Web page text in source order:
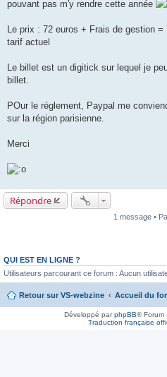
e
pouvant pas m'y rendre cette année
Le prix : 72 euros + Frais de gestion
tarif actuel
Le billet est un digitick sur lequel je
billet.
POur le réglement, Paypal me
sur la région parisienne.
Merci
Répondre
1 message •
QUI EST EN LIGNE ?
Utilisateurs parcourant ce forum : Aucun
Retour sur VS-webzine Accueil du
Développé parphpBB® Forum
Traduction française